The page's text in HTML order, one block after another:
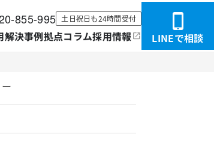
855-995 土日祝日も24時間受付
解決事例拠点コラム採用情報 LINEで相談